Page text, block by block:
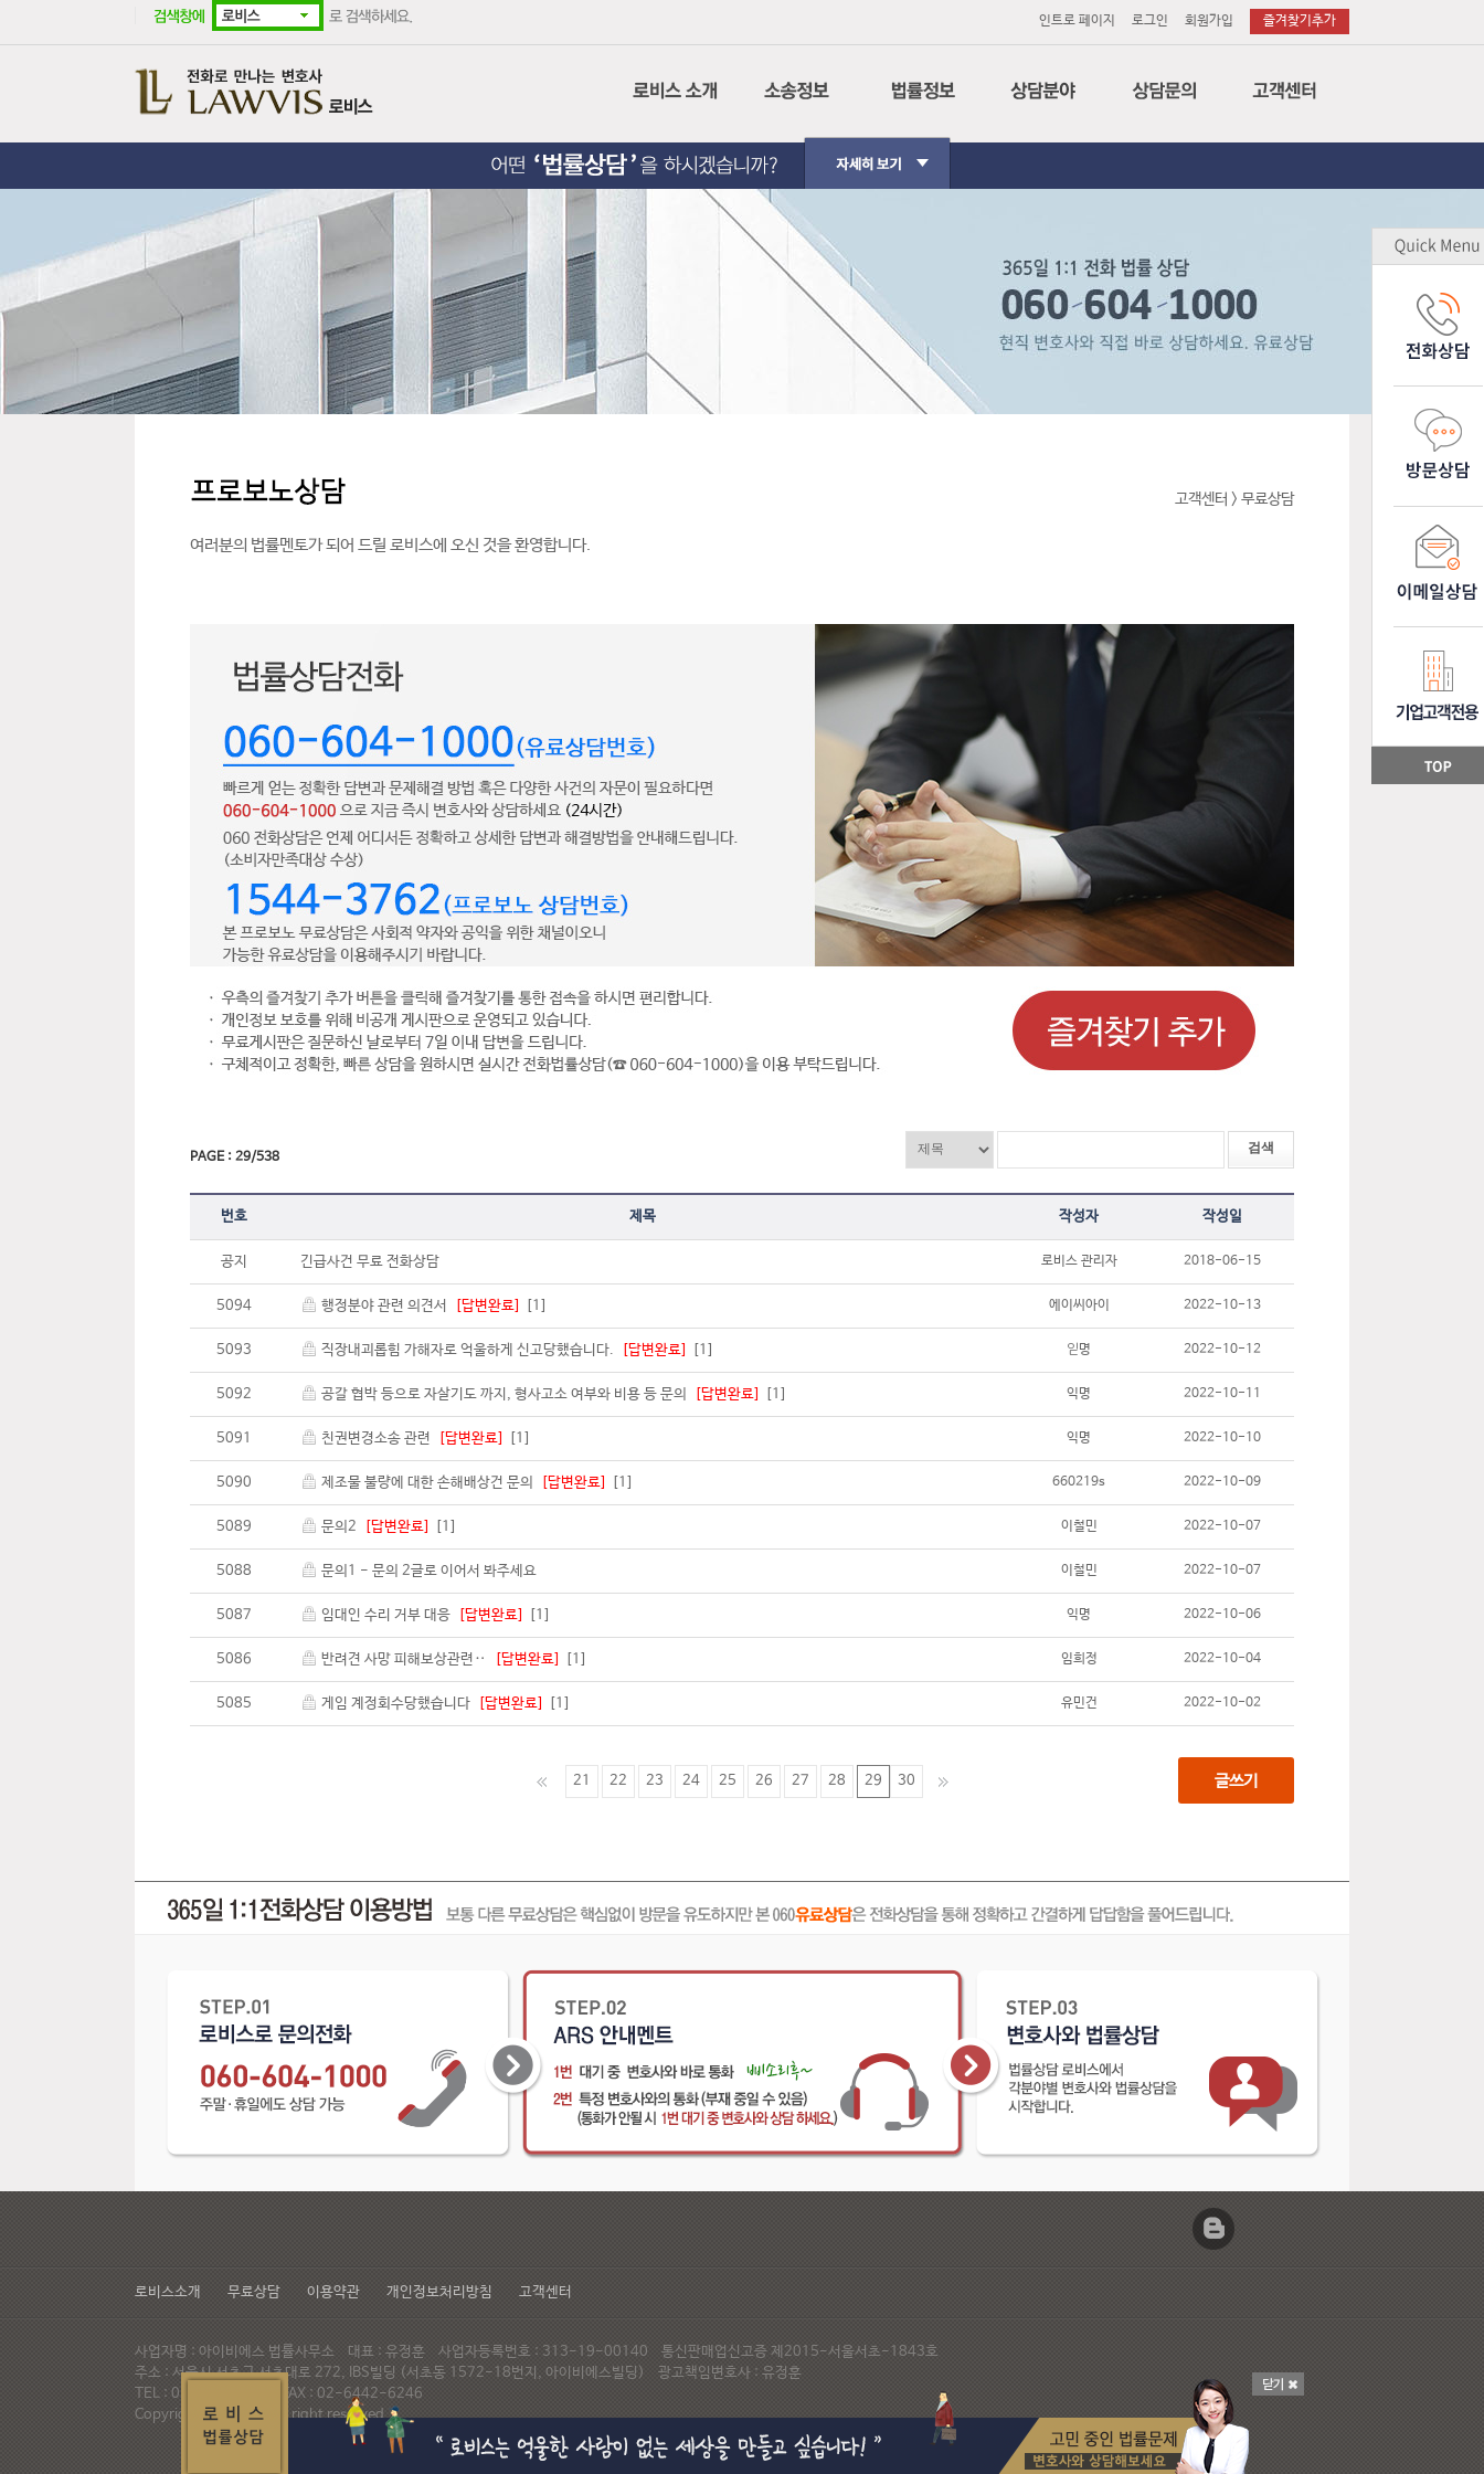
인트로 페이지 로그인 회원가입 즐겨찾기추가
회사소개
Contact Us
나의사건검색
법원경매정보
법원판례
노무
감평
소장작성의뢰
기업고객
고객센터 > 무료상담
여러분의 법률멘토가 되어 드릴 로비스에 오신 것을 환영합니다.
PAGE : 29/538
번호 제목 작성자 작성일
공지 긴급사건 무료 전화상담 로비스 관리자 2018-06-15
5094 행정분야 관련 의견서 [답변완료] [1] 에이씨아이 2022-10-13
5093 직장내괴롭힘 가해자로 억울하게 신고당했습니다. [답변완료] [1] 읻명 2022-10-12
5092 공갈 협박 등으로 자살기도 까지, 형사고소 여부와 비용 등 문의 [답변완료] [1] 익명 2022-10-11
5091 친권변경소송 관련 [답변완료] [1] 익명 2022-10-10
5090 제조물 불량에 대한 손해배상건 문의 [답변완료] [1] 660219s 2022-10-09
5089 문의2 [답변완료] [1] 이철민 2022-10-07
5088 문의1 - 문의 2글로 이어서 봐주세요 이철민 2022-10-07
5087 임대인 수리 거부 대응 [답변완료] [1] 익명 2022-10-06
5086 반려견 사망 피해보상관련‥ [답변완료] [1] 임희정 2022-10-04
5085 게임 계정회수당했습니다 [답변완료] [1] 유민건 2022-10-02
21 22 23 24 25 26 27 28 29 30
로비스소개 무료상담 이용약관 개인정보처리방침 고객센터
사업자명 : 아이비에스 법률사무소 대표 : 유정훈 사업자등록번호 : 313-19-00140 통신판매업신고증 제2015-서울서초-1843호
주소 : 서울시 서초구 서초대로 272, IBS빌딩 (서초동 1572-18번지, 아이비에스빌딩) 광고책임변호사 : 유정훈
TEL : 02-537-6947 FAX : 02-6442-6246
Copyright© LAWVIS All right reserved